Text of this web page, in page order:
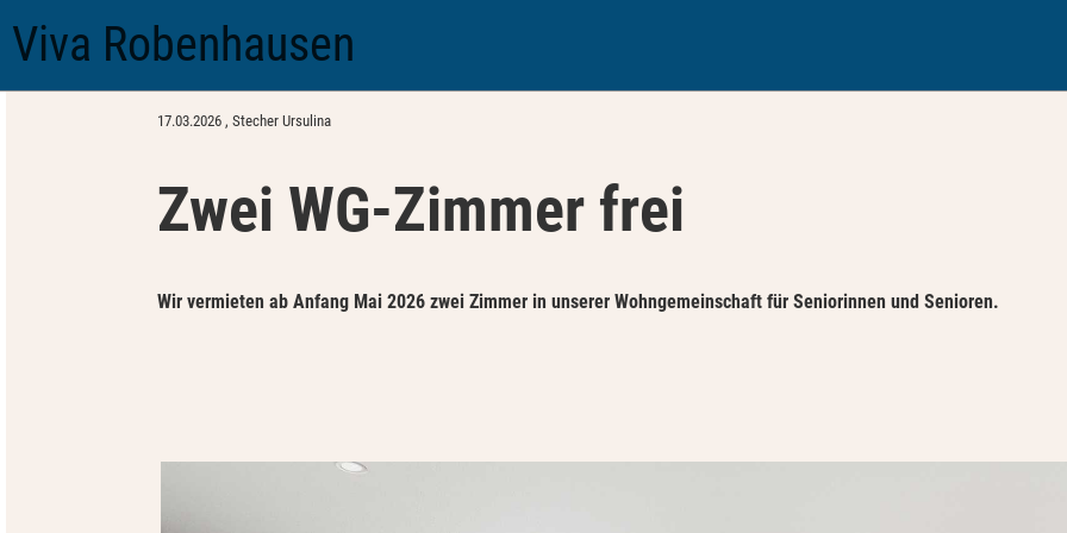
Viva Robenhausen
17.03.2026 , Stecher Ursulina
Zwei WG-Zimmer frei
Wir vermieten ab Anfang Mai 2026 zwei Zimmer in unserer Wohngemeinschaft für Seniorinnen und Senioren.